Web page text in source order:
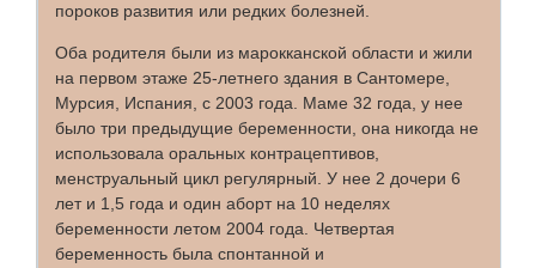
пороков развития или редких болезней.
Оба родителя были из марокканской области и жили
на первом этаже 25-летнего здания в Сантомере,
Мурсия, Испания, с 2003 года. Маме 32 года, у нее
было три предыдущие беременности, она никогда не
использовала оральных контрацептивов,
менструальный цикл регулярный. У нее 2 дочери 6
лет и 1,5 года и один аборт на 10 неделях
беременности летом 2004 года. Четвертая
беременность была спонтанной и